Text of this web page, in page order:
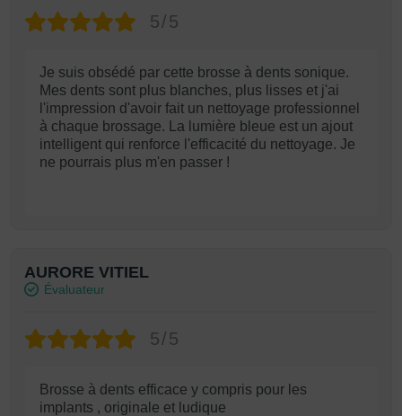
5/5
Je suis obsédé par cette brosse à dents sonique.
Mes dents sont plus blanches, plus lisses et j'ai
l'impression d'avoir fait un nettoyage professionnel
à chaque brossage. La lumière bleue est un ajout
intelligent qui renforce l'efficacité du nettoyage. Je
ne pourrais plus m'en passer !
AURORE VITIEL
Évaluateur
5/5
Brosse à dents efficace y compris pour les
implants , originale et ludique